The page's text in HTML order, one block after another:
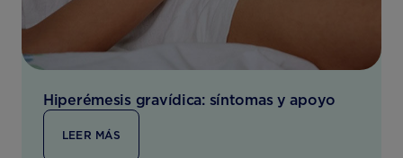
Hiperémesis gravídica: síntomas y apoyo
LEER MÁS